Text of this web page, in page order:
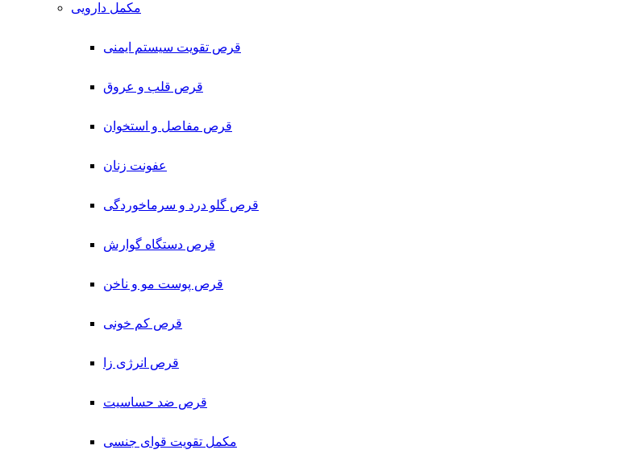
مکمل دارویی
قرص تقویت سیستم ایمنی
قرص قلب و عروق
قرص مفاصل و استخوان
عفونت زنان
قرص گلو درد و سرماخوردگی
قرص دستگاه گوارش
قرص پوست مو و ناخن
قرص کم خونی
قرص انرژی زا
قرص ضد حساسیت
مکمل تقویت قوای جنسی